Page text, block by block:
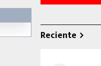
Reciente